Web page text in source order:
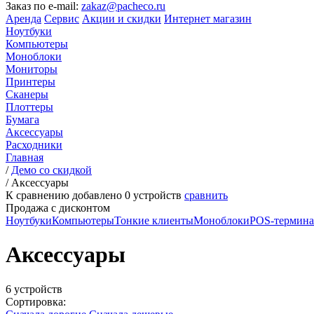
Заказ по e-mail: zakaz@pacheco.ru
Аренда Сервис Акции и скидки Интернет магазин
Ноутбуки
Компьютеры
Моноблоки
Мониторы
Принтеры
Сканеры
Плоттеры
Бумага
Аксессуары
Расходники
Главная
/ Демо со скидкой
/ Аксессуары
К сравнению добавлено 0 устройств сравнить
Продажа с дисконтом
НоутбукиКомпьютерыТонкие клиентыМоноблокиPOS-
Аксессуары
6 устройств
Сортировка: